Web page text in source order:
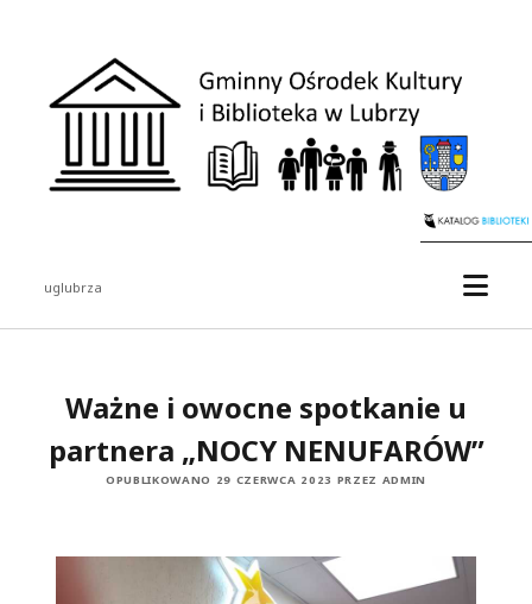
uglubrza
Ważne i owocne spotkanie u
partnera „NOCY NENUFARÓW”
OPUBLIKOWANO 29 CZERWCA 2023 PRZEZ ADMIN